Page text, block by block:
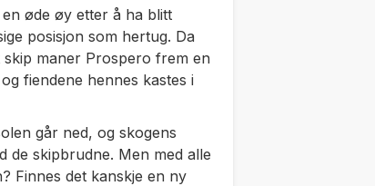
øde øy etter å ha blitt
posisjon som hertug. Da
maner Prospero frem en
fiendene hennes kastes i
går ned, og skogens
de skipbrudne. Men med alle
Finnes det kanskje en ny